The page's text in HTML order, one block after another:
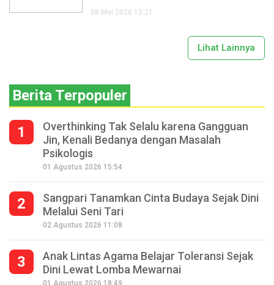
08 Mei 2026 12:21
Lihat Lainnya
Berita Terpopuler
1
Overthinking Tak Selalu karena Gangguan
Jin, Kenali Bedanya dengan Masalah
Psikologis
01 Agustus 2026 15:54
2
Sangpari Tanamkan Cinta Budaya Sejak Dini
Melalui Seni Tari
02 Agustus 2026 11:08
3
Anak Lintas Agama Belajar Toleransi Sejak
Dini Lewat Lomba Mewarnai
01 Agustus 2026 18:49